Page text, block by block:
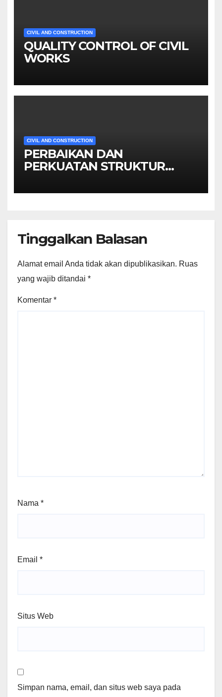
CIVIL AND CONSTRUCTION
QUALITY CONTROL OF CIVIL
WORKS
CIVIL AND CONSTRUCTION
PERBAIKAN DAN
PERKUATAN STRUKTUR
Tinggalkan Balasan
Alamat email Anda tidak akan dipublikasikan. Ruas
yang wajib ditandai *
Komentar *
Nama *
Email *
Situs Web
Simpan nama, email, dan situs web saya pada